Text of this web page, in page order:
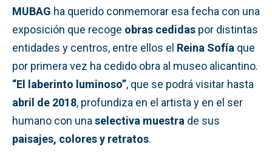
MUBAG ha querido conmemorar esa fecha con una
exposición que recoge obras cedidas por distintas
entidades y centros, entre ellos el Reina Sofía que
por primera vez ha cedido obra al museo alicantino.
“El laberinto luminoso”, que se podrá visitar hasta
abril de 2018, profundiza en el artista y en el ser
humano con una selectiva muestra de sus
paisajes, colores y retratos.